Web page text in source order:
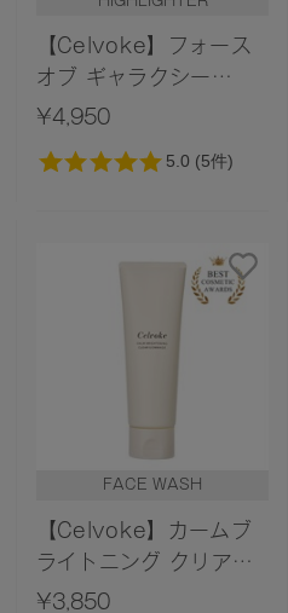
【Celvoke】フォース
オブ ギャラクシー
EX01＜限定デザイン＞
Collection＞
¥4,950
FACE WASH
【Celvoke】カームブ
ライトニング クリアゴ
マージュ
¥3,850